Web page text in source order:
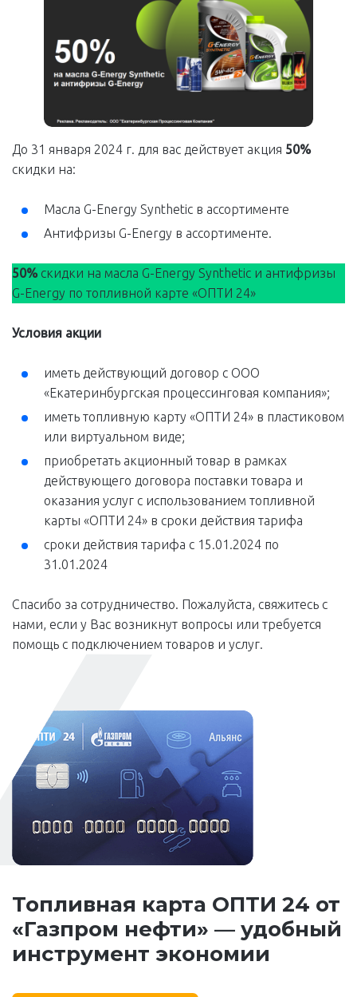
До 31 января 2024 г. для вас действует акция 50%
скидки на:
Масла G-Energy Synthetic в ассортименте
Антифризы G-Energy в ассортименте.
50%скидки на масла G-Energy Synthetic и антифризы
G-Energy по топливной карте «ОПТИ 24»
Условия акции
иметь действующий договор c ООО
«Екатеринбургская процессинговая компания»;
иметь топливную карту «ОПТИ 24» в пластиковом
или виртуальном виде;
приобретать акционный товар в рамках
действующего договора поставки товара и
оказания услуг с использованием топливной
карты «ОПТИ 24» в сроки действия тарифа
сроки действия тарифа с 15.01.2024 по
31.01.2024
Спасибо за сотрудничество. Пожалуйста, свяжитесь с
нами, если у Вас возникнут вопросы или требуется
помощь с подключением товаров и услуг.
Топливная карта ОПТИ 24 от
«Газпром нефти» — удобный
инструмент экономии